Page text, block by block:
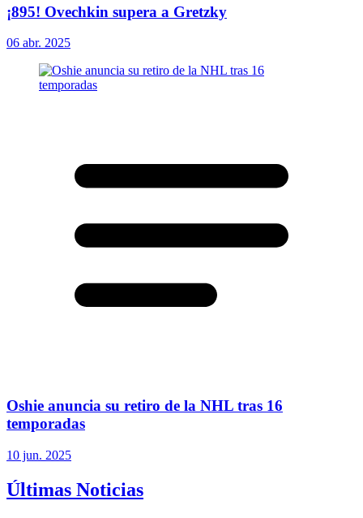
¡895! Ovechkin supera a Gretzky
06 abr. 2025
Oshie anuncia su retiro de la NHL tras 16
temporadas
10 jun. 2025
Últimas Noticias